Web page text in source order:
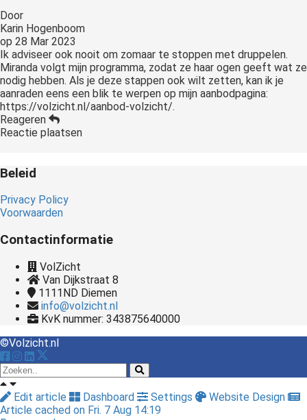
Door
Karin Hogenboom
op 28 Mar 2023
Ik adviseer ook nooit om zomaar te stoppen met druppelen.
Miranda volgt mijn programma, zodat ze haar ogen geeft wat ze
nodig hebben. Als je deze stappen ook wilt zetten, kan ik je
aanraden eens een blik te werpen op mijn aanbodpagina:
https://volzicht.nl/aanbod-volzicht/.
Reageren
Reactie plaatsen
Beleid
Privacy Policy
Voorwaarden
Contactinformatie
VolZicht
Van Dijkstraat 8
1111ND Diemen
info@volzicht.nl
KvK nummer: 343875640000
©Volzicht.nl
Edit article Dashboard Settings
Website Design
Article cached on Fri. 7 Aug 14:19